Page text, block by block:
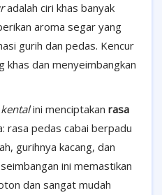
adalah ciri khas banyak
aroma segar yang
gurih dan pedas. Kencur
khas dan menyeimbangkan
ini menciptakan rasa
rasa pedas cabai berpadu
gurihnya kacang, dan
ini memastikan
dan sangat mudah